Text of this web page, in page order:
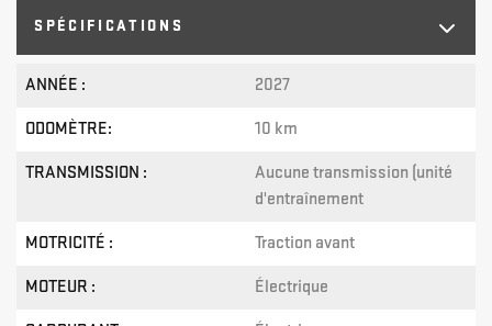
SPÉCIFICATIONS
ANNÉE : 2027
ODOMÈTRE: 10 km
TRANSMISSION :
Aucune transmission (unité
d'entraînement
MOTRICITÉ : Traction avant
MOTEUR : Électrique